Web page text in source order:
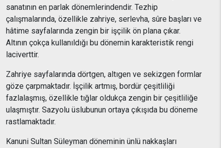
sanatının en parlak dönemlerindendir. Tezhip
çalışmalarında, özellikle zahriye, serlevha, sûre başları ve
hâtime sayfalarında zengin bir işçilik ön plana çıkar.
Altının çokça kullanıldığı bu dönemin karakteristik rengi
laciverttir.
Zahriye sayfalarında dörtgen, altıgen ve sekizgen formlar
göze çarpmaktadır. İşçilik artmış, bordür çeşitliliği
fazlalaşmış, özellikle tığlar oldukça zengin bir çeşitliliğe
ulaşmıştır. Sazyolu üslubunun ortaya çıkışıda bu döneme
rastlamaktadır.
Kanuni Sultan Süleyman döneminin ünlü nakkaşları